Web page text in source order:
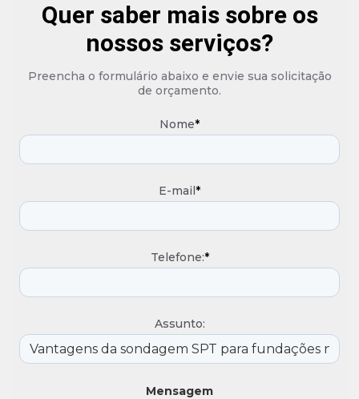
Quer saber mais sobre os
nossos serviços?
Preencha o formulário abaixo e envie sua solicitação
de orçamento.
Nome*
E-mail*
Telefone:*
Assunto:
Mensagem